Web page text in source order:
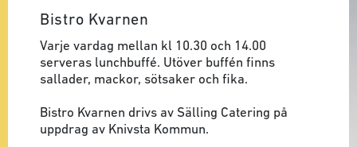
Bistro Kvarnen
Varje vardag mellan kl 10.30 och 14.00
serveras lunchbuffé. Utöver buffén finns
sallader, mackor, sötsaker och fika.
Bistro Kvarnen drivs av Sälling Catering på
uppdrag av Knivsta Kommun.